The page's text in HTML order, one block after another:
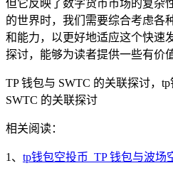
但它反映了数字货币市场的复杂
的世界时，我们需要综合考虑各
和能力，以更好地适应这个快速
探讨，能够为读者提供一些有价
TP 钱包与 SWTC 的关联探讨，
SWTC 的关联探讨
相关阅读：
1、 tp钱包空投币_TP 钱包与波场